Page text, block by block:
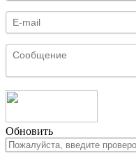
Обновить